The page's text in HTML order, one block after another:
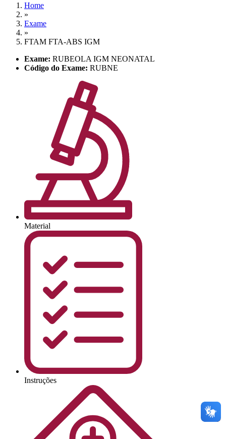
Home
»
Exame
»
FTAM FTA-ABS IGM
Exame: RUBEOLA IGM NEONATAL
Código do Exame: RUBNE
Material
Instruções